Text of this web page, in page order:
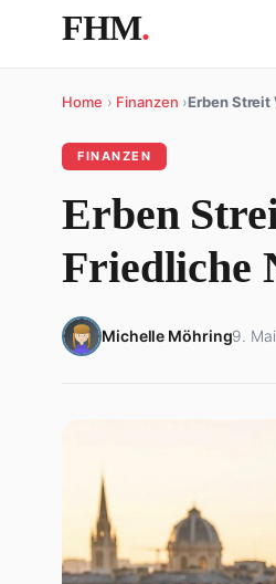
FHM.
Home › Finanzen ›Erben Streit
FINANZEN
Erben
Friedliche
Michelle Möhring9.